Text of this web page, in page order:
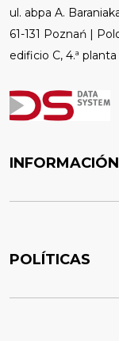
ul. abpa A.
61-131 Poznań |
edificio C, 4.ª planta
INFORMACIÓN
POLÍTICAS